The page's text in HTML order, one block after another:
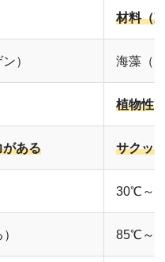
材料（
） 海藻（
植物性
がある サクッ
30℃～
85℃～